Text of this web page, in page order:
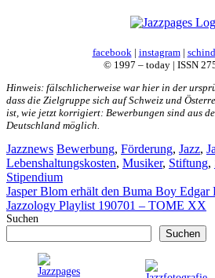
facebook | instagram|
© 1997 – today | ISSN
Hinweis: fälschlicherweise war hier in der
dass die Zielgruppe sich auf Schweiz und
ist, wie jetzt korrigiert: Bewerbungen sind aus
Deutschland möglich.
Kategorien
Jazznews Schlagwörter
Bewerbung, Förderung, Jazz,
Lebenshaltungskosten, Musiker, Stiftung,
Stipendium
Jasper Blom erhält den Buma Boy Edgar
Jazzology Playlist 190701 – TOME XX
Suchen
Suchen